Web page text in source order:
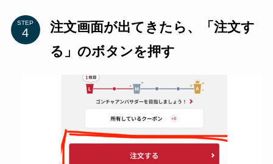
STEP
注文画面が出てきたら、「注文す
る」のボタンを押す